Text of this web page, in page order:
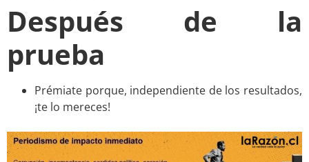
Después de la
prueba
Prémiate porque, independiente de los resultados,
¡te lo mereces!